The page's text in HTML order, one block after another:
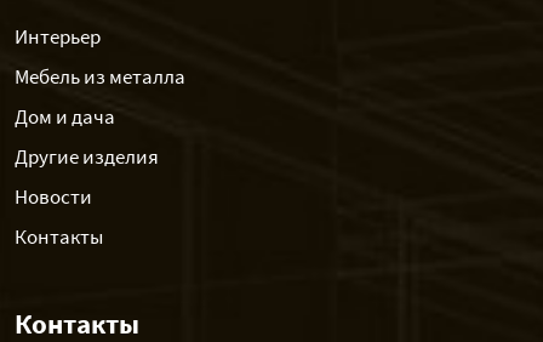
Интерьер
Мебель из металла
Дом и дача
Другие изделия
Новости
Контакты
Контакты